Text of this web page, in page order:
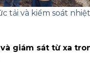
tải và kiểm soát
giám sát từ xa